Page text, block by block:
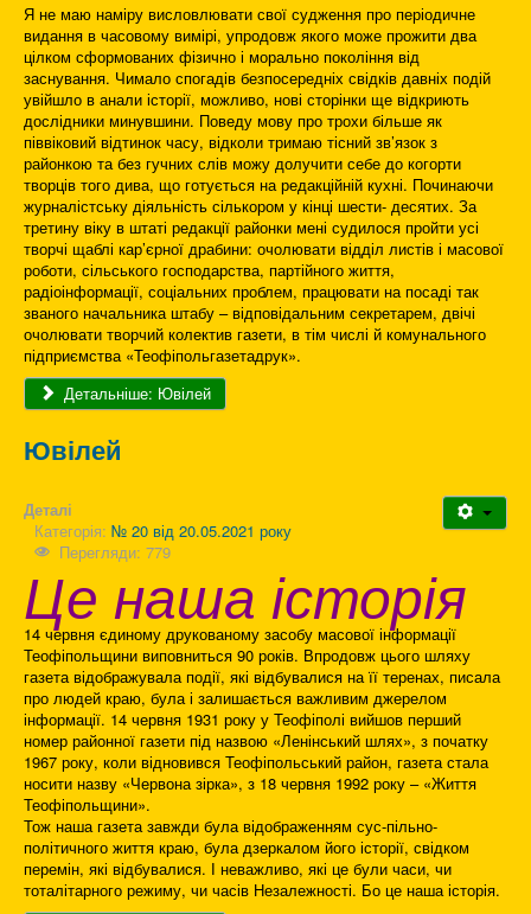
Я не маю наміру висловлювати свої судження про періодичне
видання в часовому вимірі, упродовж якого може прожити два
цілком сформованих фізично і морально покоління від
заснування. Чимало спогадів безпосередніх свідків давніх подій
увійшло в анали історії, можливо, нові сторінки ще відкриють
дослідники минувшини. Поведу мову про трохи більше як
піввіковий відтинок часу, відколи тримаю тісний зв’язок з
районкою та без гучних слів можу долучити себе до когорти
творців того дива, що готується на редакційній кухні. Починаючи
журналістську діяльність сількором у кінці шести- десятих. За
третину віку в штаті редакції районки мені судилося пройти усі
творчі щаблі кар’єрної драбини: очолювати відділ листів і масової
роботи, сільського господарства, партійного життя,
радіоінформації, соціальних проблем, працювати на посаді так
званого начальника штабу – відповідальним секретарем, двічі
очолювати творчий колектив газети, в тім числі й комунального
підприємства «Теофіпольгазетадрук».
Детальніше: Ювілей
Ювілей
Деталі
Категорія: № 20 від 20.05.2021 року
Перегляди: 779
Це наша історія
14 червня єдиному друкованому засобу масової інформації
Теофіпольщини виповниться 90 років. Впродовж цього шляху
газета відображувала події, які відбувалися на її теренах, писала
про людей краю, була і залишається важливим джерелом
інформації. 14 червня 1931 року у Теофіполі вийшов перший
номер районної газети під назвою «Ленінський шлях», з початку
1967 року, коли відновився Теофіпольський район, газета стала
носити назву «Червона зірка», з 18 червня 1992 року – «Життя
Теофіпольщини».
Тож наша газета завжди була відображенням сус-пільно-
політичного життя краю, була дзеркалом його історії, свідком
перемін, які відбувалися. І неважливо, які це були часи, чи
тоталітарного режиму, чи часів Незалежності. Бо це наша історія.